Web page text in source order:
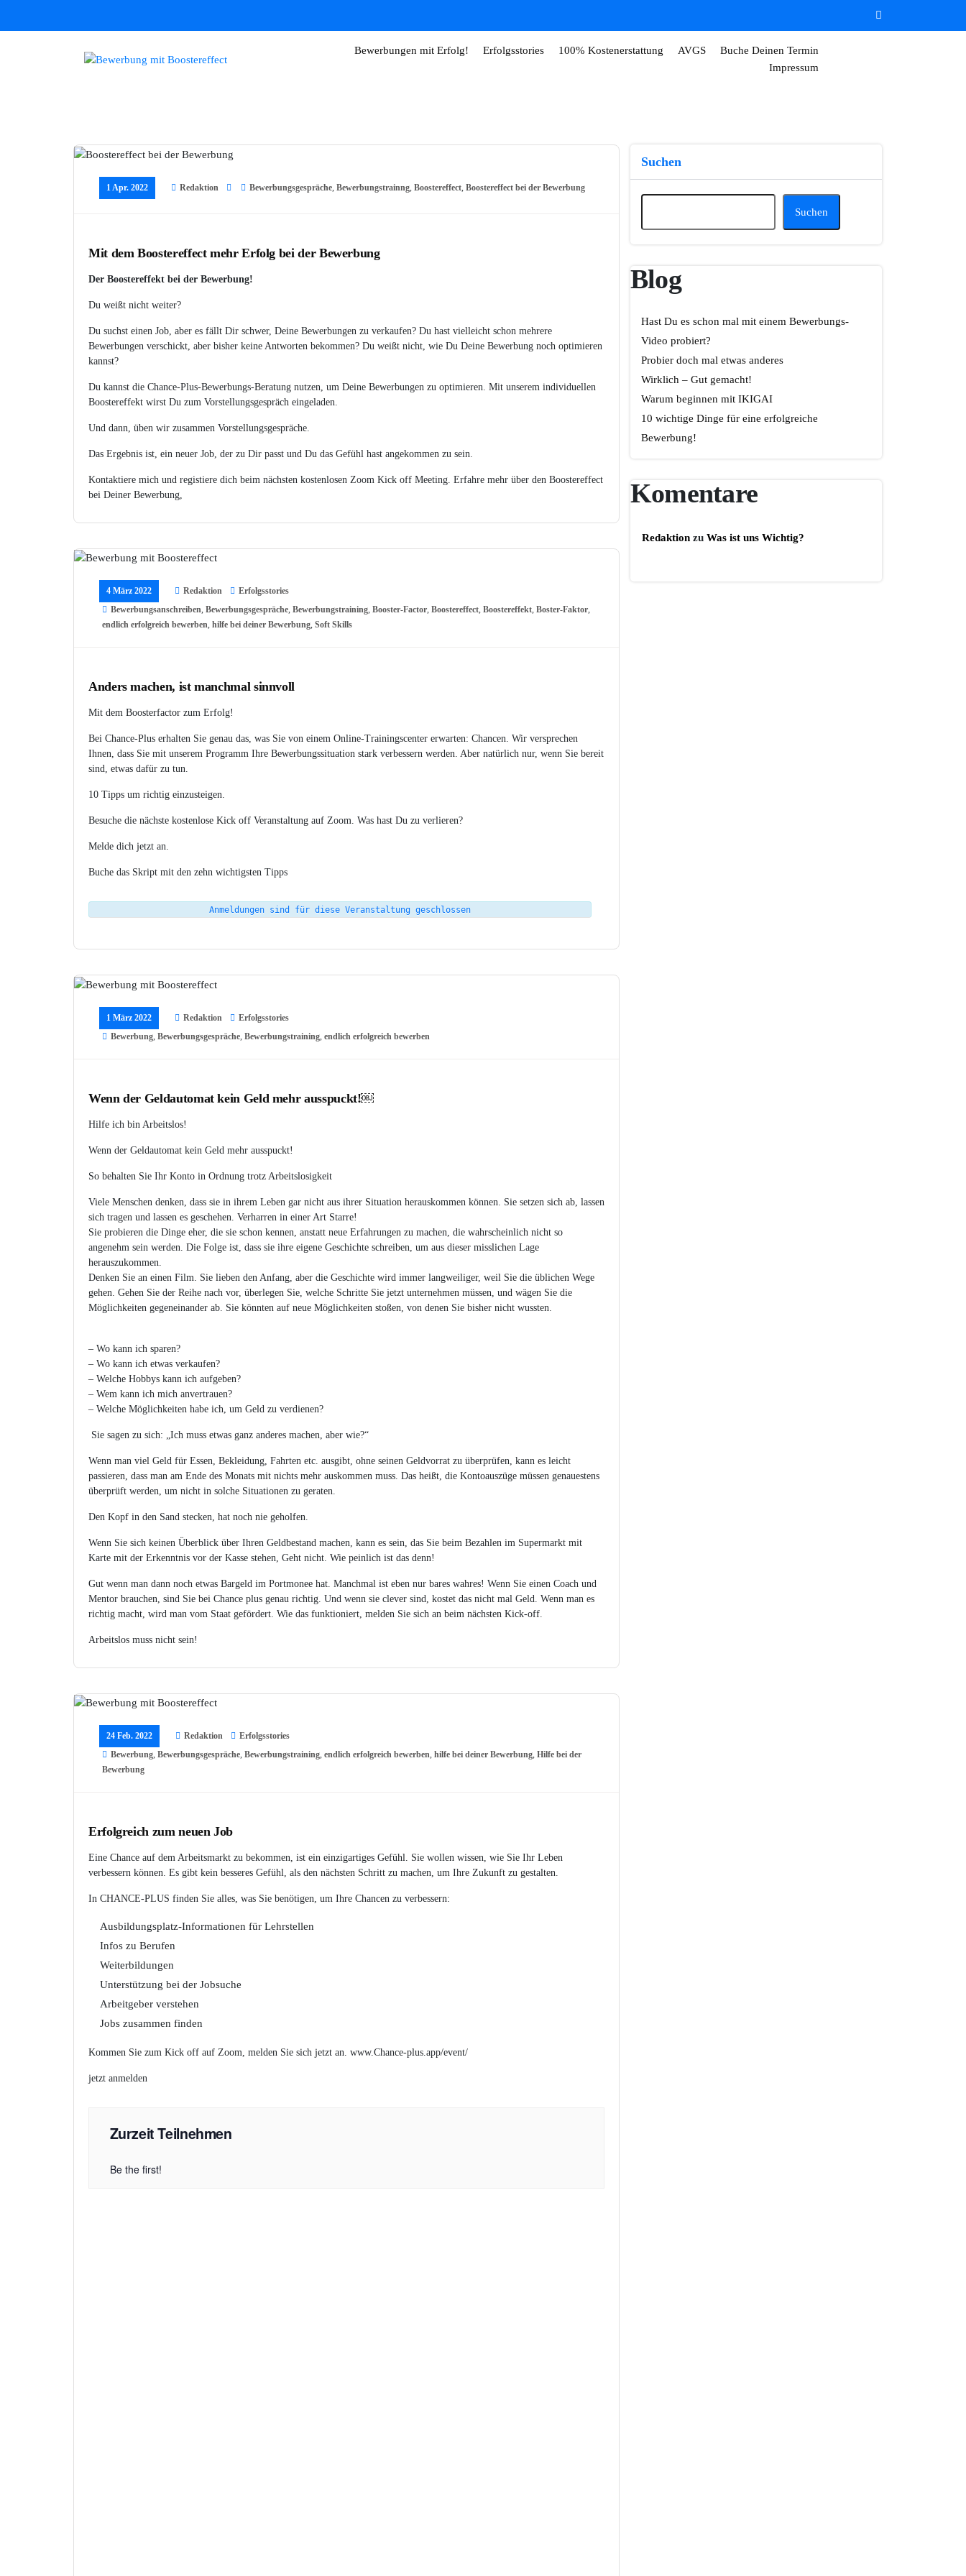
Bewerbungen mit Erfolg! Erfolgsstories 100% Kostenerstattung AVGS
Buche Deinen Termin
Impressum
1 Apr. 2022 Redaktion Bewerbungsgespräche Bewerbungstrainng Boostereffect Boostereffect bei der Bewerbung
Mit dem Boostereffect mehr Erfolg bei der Bewerbung
Der Boostereffekt bei der Bewerbung!
Du weißt nicht weiter?
Du suchst einen Job, aber es fällt Dir schwer, Deine Bewerbungen zu verkaufen? Du hast vielleicht schon mehrere
Bewerbungen verschickt, aber bisher keine Antworten bekommen? Du weißt nicht, wie Du Deine Bewerbung noch optimieren
kannst?
Du kannst die Chance-Plus-Bewerbungs-Beratung nutzen, um Deine Bewerbungen zu optimieren. Mit unserem individuellen
Boostereffekt wirst Du zum Vorstellungsgespräch eingeladen.
Und dann, üben wir zusammen Vorstellungsgespräche.
Das Ergebnis ist, ein neuer Job, der zu Dir passt und Du das Gefühl hast angekommen zu sein.
Kontaktiere mich und registiere dich beim nächsten kostenlosen Zoom Kick off Meeting. Erfahre mehr über den Boostereffect
bei Deiner Bewerbung,
4 März 2022 Redaktion
Erfolgsstories
Bewerbungsanschreiben, Bewerbungsgespräche, Bewerbungstraining, Booster-Factor, Boostereffect, Boostereffekt, Boster-Faktor,
endlich erfolgreich bewerben, hilfe bei deiner Bewerbung, Soft Skills
Anders machen, ist manchmal sinnvoll
Mit dem Boosterfactor zum Erfolg!
Bei Chance-Plus erhalten Sie genau das, was Sie von einem Online-Trainingscenter erwarten: Chancen. Wir versprechen
Ihnen, dass Sie mit unserem Programm Ihre Bewerbungssituation stark verbessern werden. Aber natürlich nur, wenn Sie bereit
sind, etwas dafür zu tun.
10 Tipps um richtig einzusteigen.
Besuche die nächste kostenlose Kick off Veranstaltung auf Zoom. Was hast Du zu verlieren?
Melde dich jetzt an.
Buche das Skript mit den zehn wichtigsten Tipps
Anmeldungen sind für diese Veranstaltung geschlossen
1 März 2022 Redaktion
Erfolgsstories
Bewerbung Bewerbungsgespräche Bewerbungstraining endlich erfolgreich bewerben
Wenn der Geldautomat kein Geld mehr ausspuckt!￼
Hilfe ich bin Arbeitslos!
Wenn der Geldautomat kein Geld mehr ausspuckt!
So behalten Sie Ihr Konto in Ordnung trotz Arbeitslosigkeit
Viele Menschen denken, dass sie in ihrem Leben gar nicht aus ihrer Situation herauskommen können. Sie setzen sich ab, lassen
sich tragen und lassen es geschehen. Verharren in einer Art Starre!
Sie probieren die Dinge eher, die sie schon kennen, anstatt neue Erfahrungen zu machen, die wahrscheinlich nicht so
angenehm sein werden. Die Folge ist, dass sie ihre eigene Geschichte schreiben, um aus dieser misslichen Lage
herauszukommen.
Denken Sie an einen Film. Sie lieben den Anfang, aber die Geschichte wird immer langweiliger, weil Sie die üblichen Wege
gehen. Gehen Sie der Reihe nach vor, überlegen Sie, welche Schritte Sie jetzt unternehmen müssen, und wägen Sie die
Möglichkeiten gegeneinander ab. Sie könnten auf neue Möglichkeiten stoßen, von denen Sie bisher nicht wussten.
– Wo kann ich sparen?
– Wo kann ich etwas verkaufen?
– Welche Hobbys kann ich aufgeben?
– Wem kann ich mich anvertrauen?
– Welche Möglichkeiten habe ich, um Geld zu verdienen?
Sie sagen zu sich: „Ich muss etwas ganz anderes machen, aber wie?“
Wenn man viel Geld für Essen, Bekleidung, Fahrten etc. ausgibt, ohne seinen Geldvorrat zu überprüfen, kann es leicht
passieren, dass man am Ende des Monats mit nichts mehr auskommen muss. Das heißt, die Kontoauszüge müssen genauestens
überprüft werden, um nicht in solche Situationen zu geraten.
Den Kopf in den Sand stecken, hat noch nie geholfen.
Wenn Sie sich keinen Überblick über Ihren Geldbestand machen, kann es sein, das Sie beim Bezahlen im Supermarkt mit
Karte mit der Erkenntnis vor der Kasse stehen, Geht nicht. Wie peinlich ist das denn!
Gut wenn man dann noch etwas Bargeld im Portmonee hat. Manchmal ist eben nur bares wahres! Wenn Sie einen Coach und
Mentor brauchen, sind Sie bei Chance plus genau richtig. Und wenn sie clever sind, kostet das nicht mal Geld. Wenn man es
richtig macht, wird man vom Staat gefördert. Wie das funktioniert, melden Sie sich an beim nächsten Kick-off.
Arbeitslos muss nicht sein!
24 Feb. 2022 Redaktion
Erfolgsstories
Bewerbung, Bewerbungsgespräche, Bewerbungstraining, endlich erfolgreich bewerben, hilfe bei deiner Bewerbung, Hilfe bei der
Bewerbung
Erfolgreich zum neuen Job
Eine Chance auf dem Arbeitsmarkt zu bekommen, ist ein einzigartiges Gefühl. Sie wollen wissen, wie Sie Ihr Leben
verbessern können. Es gibt kein besseres Gefühl, als den nächsten Schritt zu machen, um Ihre Zukunft zu gestalten.
In CHANCE-PLUS finden Sie alles, was Sie benötigen, um Ihre Chancen zu verbessern:
Ausbildungsplatz-Informationen für Lehrstellen
Infos zu Berufen
Weiterbildungen
Unterstützung bei der Jobsuche
Arbeitgeber verstehen
Jobs zusammen finden
Kommen Sie zum Kick off auf Zoom, melden Sie sich jetzt an. www.Chance-plus.app/event/
jetzt anmelden
Zurzeit Teilnehmen
Be the first!
Suchen
Suchen
Blog
Hast Du es schon mal mit einem Bewerbungs-
Video probiert?
Probier doch mal etwas anderes
Wirklich – Gut gemacht!
Warum beginnen mit IKIGAI
10 wichtige Dinge für eine erfolgreiche
Bewerbung!
Komentare
Redaktion zu Was ist uns Wichtig?